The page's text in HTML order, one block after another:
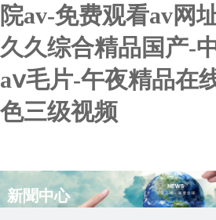
院av-免费观看av网
久久综合精品国产-
aⅴ毛片-午夜精品在
色三级视频
心
設
譽
質
新
中
系
們
新聞中心